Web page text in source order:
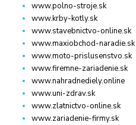
www.polno-stroje.sk
www.krby-kotly.sk
www.stavebnictvo-online.sk
www.maxiobchod-naradie.sk
www.moto-prislusenstvo.sk
www.firemne-zariadenie.sk
www.nahradnediely.online
www.uni-zdrav.sk
www.zlatnictvo-online.sk
www.zariadenie-firmy.sk